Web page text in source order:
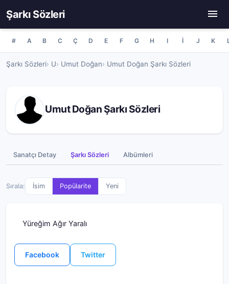
Şarkı Sözleri
# A B C Ç D E F G H I İ J K
Şarkı Sözleri U Umut Doğan Umut Doğan Şarkı Sözleri
Umut Doğan Şarkı Sözleri
Sanatçı Detay Şarkı Sözleri Albümleri
Sırala: İsim Popülarite Yeni
Yüreğim Ağır Yaralı
Facebook Twitter